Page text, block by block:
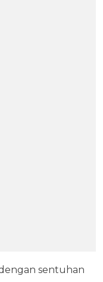
sentuhan